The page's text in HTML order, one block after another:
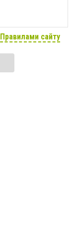
Правилами сайту